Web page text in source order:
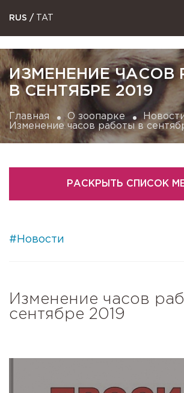
RUS / TAT
ИЗМЕНЕНИЕ ЧАСОВ
В СЕНТЯБРЕ 2019
Главная О зоопарке
Изменение часов работы в
РАСКРЫТЬ СПИСОК
#Новости
Изменение часов
сентябре 2019